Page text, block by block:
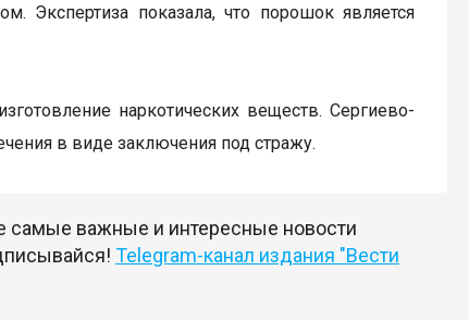
Экспертиза показала, что порошок является
наркотических веществ. Сергиево-
в виде заключения под стражу.
самые важные и интересные новости
Telegram-канал издания "Вести